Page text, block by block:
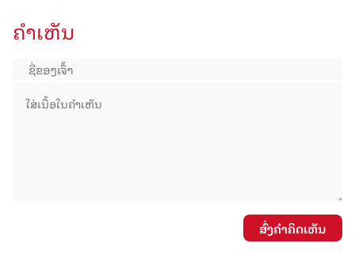
ຄໍາເຫັນ
ສົ່ງຄໍາຄິດເຫັນ